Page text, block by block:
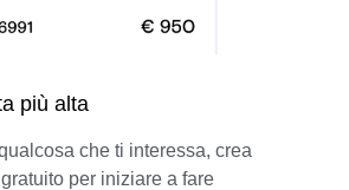
più alta
che ti interessa, crea
per iniziare a fare